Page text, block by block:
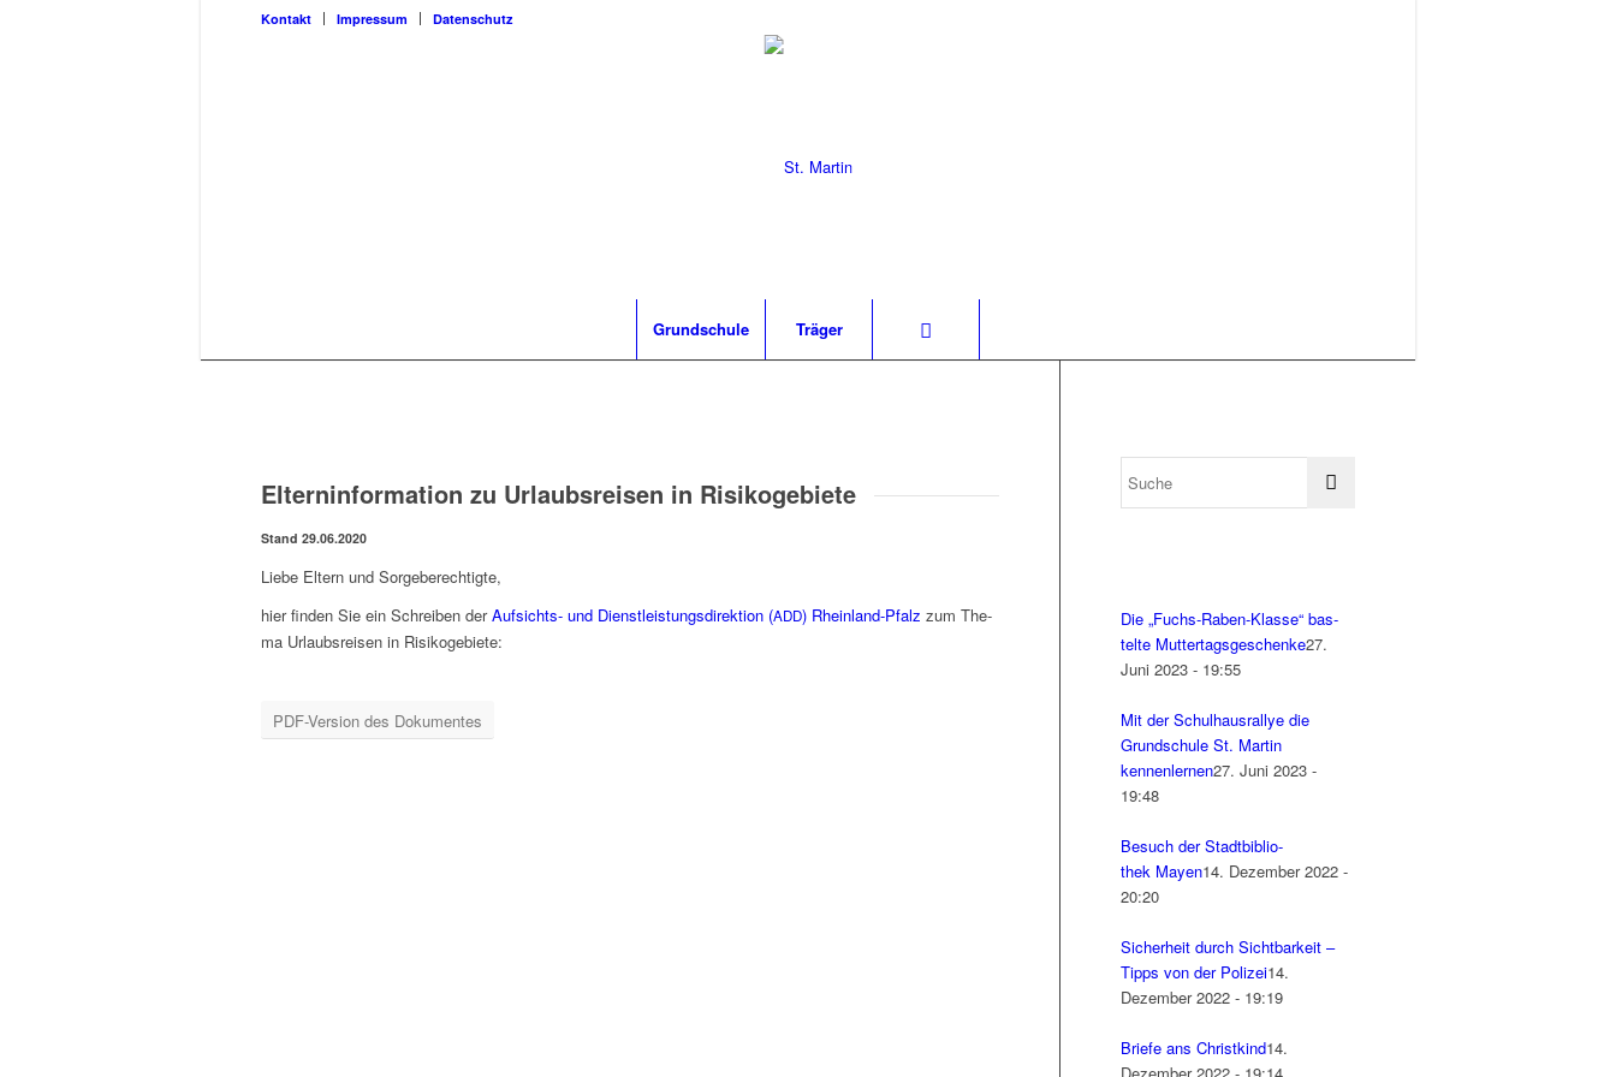
Kon­takt Impres­sum Daten­schutz
Grund­schu­le Trä­ger
Eltern­in­for­ma­ti­on zu Urlaubs­rei­sen in Risikogebiete
Stand 29.06.2020
Lie­be Eltern und Sorgeberechtigte,
hier fin­den Sie ein Schrei­ben derAuf­sichts- und Dienst­leis­tungs­di­rek­ti­on (ADD) Rhein­land-Pfalz zum The­
ma Urlaubs­rei­sen in Risikogebiete:
PDF-Ver­si­on des Dokumentes
Die „Fuchs-Raben-Klas­se“ bas­
tel­te Muttertagsgeschenke27.
Juni 2023 - 19:55
Mit der Schul­haus­ral­lye die
Grund­schu­le St. Mar­tin
kennenlernen27. Juni 2023 -
19:48
Besuch der Stadt­bi­blio­
thek Mayen14. Dezember 2022 -
20:20
Sicher­heit durch Sicht­bar­keit –
Tipps von der Polizei14.
Dezember 2022 - 19:19
Brie­fe ans Christkind14.